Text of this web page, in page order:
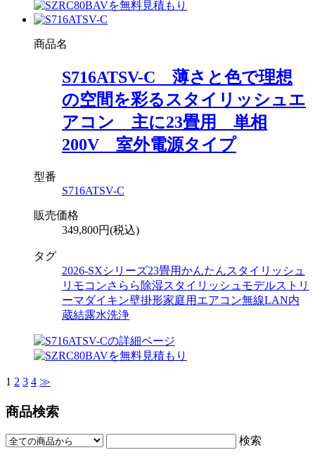
商品名
S716ATSV-C 薄さと色で理想
の空間を彩るスタイリッシュエ
アコン 主に23畳用 単相
200V 室外電源タイプ
型番
S716ATSV-C
販売価格
349,800円(税込)
タグ
2026-SXシリーズ23畳用かんたんスタイリッシュ
リモコンさらら除湿スタイリッシュモデルストリ
ーマダイキン壁掛形家庭用エアコン無線LAN内
蔵結露水洗浄
1 2 3 4 ≫
商品検索
検索